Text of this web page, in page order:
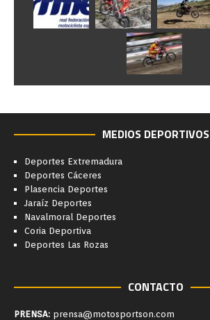
MEDIOS DEPORTIVOS
Deportes Extremadura
Deportes Cáceres
Plasencia Deportes
Jaraíz Deportes
Navalmoral Deportes
Coria Deportiva
Deportes Las Rozas
CONTACTO
PRENSA: prensa@motosportson.com